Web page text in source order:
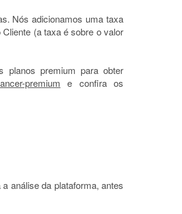
Nós adicionamos uma taxa
(a taxa é sobre o valor
planos premium para obter
premium e confira os
análise da plataforma, antes